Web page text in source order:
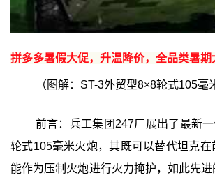
拼多多暑假大促，升温降价，全品类暑
（图解：ST-3外贸型8×8轮式105毫
前言：兵工集团247厂展出了最新
轮式105毫米火炮，其既可以替代坦克在
能作为压制火炮进行火力掩护，如此先